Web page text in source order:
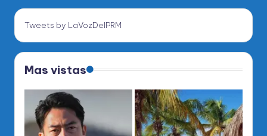
Tweets by LaVozDelPRM
Mas vistas